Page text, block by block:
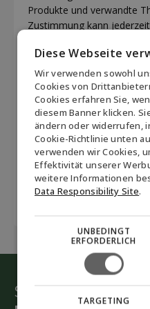
Produkte und verwandte
Zustimmung kann
Ende jeder E-Mail klicken
mail@biofuel-
darüber, wie Biofuel
verarbeitet, finden Sie in
CAPTCHA
AkzeptierenSie
Starten Sie die
Diese Webseite
Wir verwenden sowohl
Cookies von
Cookies erfahren Sie,
diesem Banner klicken.
ändern oder widerrufen,
Cookie-Richtlinie unten
verwenden wir Cookies,
Effektivität unserer
weitere Informationen
Data Responsibility Site.
UNBEDINGT
ERFORDERLICH
TARGETING